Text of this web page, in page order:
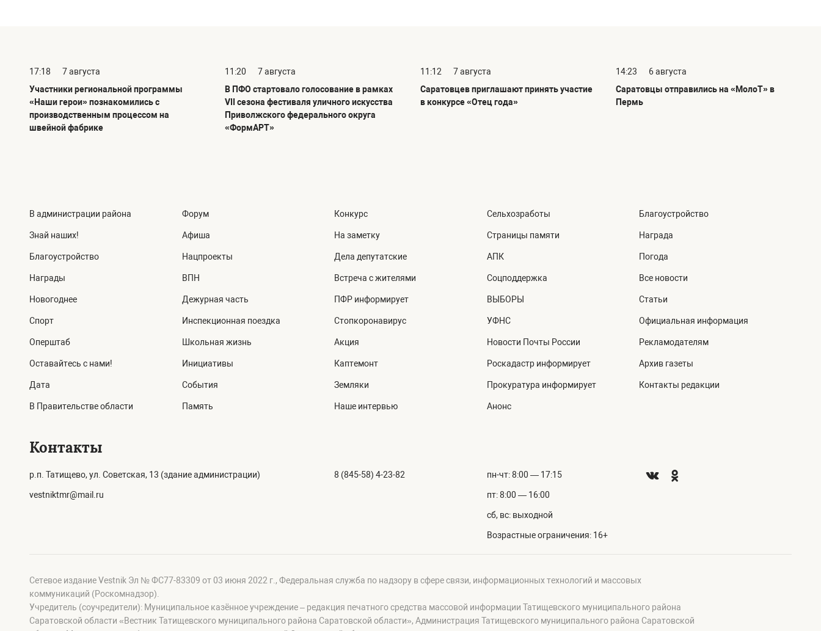
17:18
7 августа
Участники региональной программы
«Наши герои» познакомились с
производственным процессом на
швейной фабрике
11:20
7 августа
В ПФО стартовало голосование в рамках
VII сезона фестиваля уличного искусства
Приволжского федерального округа
«ФормАРТ»
11:12
7 августа
Саратовцев приглашают принять участие
в конкурсе «Отец года»
14:23
6 августа
Саратовцы отправились на «МолоТ» в
Пермь
В администрации района
Знай наших!
Благоустройство
Награды
Новогоднее
Спорт
Оперштаб
Оставайтесь с нами!
Дата
В Правительстве области
Форум
Афиша
Нацпроекты
ВПН
Дежурная часть
Инспекционная поездка
Школьная жизнь
Инициативы
События
Память
Конкурс
На заметку
Дела депутатские
Встреча с жителями
ПФР информирует
Стопкоронавирус
Акция
Каптемонт
Земляки
Наше интервью
Сельхозработы
Страницы памяти
АПК
Соцподдержка
ВЫБОРЫ
УФНС
Новости Почты России
Роскадастр информирует
Прокуратура информирует
Анонс
Благоустройство
Награда
Погода
Все новости
Статьи
Официальная информация
Рекламодателям
Архив газеты
Контакты редакции
Контакты
р.п. Татищево, ул. Советская, 13 (здание администрации)
vestniktmr@mail.ru
8 (845-58) 4-23-82 пн-чт: 8:00 — 17:15
пт: 8:00 — 16:00
сб, вс: выходной
Возрастные ограничения: 16+
Сетевое издание Vestnik Эл № ФС77-83309 от 03 июня 2022 г., Федеральная служба по надзору в сфере связи, информационных технологий и массовых
коммуникаций (Роскомнадзор).
Учредитель (соучредители): Муниципальное казённое учреждение – редакция печатного средства массовой информации Татищевского муниципального района
Саратовской области «Вестник Татищевского муниципального района Саратовской области», Администрация Татищевского муниципального района Саратовской